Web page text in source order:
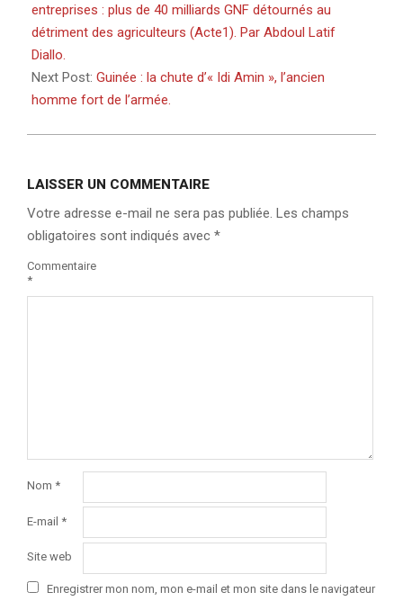
03
entreprises : plus de 40 milliards GNF détournés au
détriment des agriculteurs (Acte1). Par Abdoul Latif
Diallo.
Next Post: Guinée : la chute d’« Idi Amin », l’ancien
homme fort de l’armée.
LAISSER UN COMMENTAIRE
Votre adresse e-mail ne sera pas publiée. Les champs
obligatoires sont indiqués avec *
Commentaire
*
Nom *
E-mail *
Site web
Enregistrer mon nom, mon e-mail et mon site dans le navigateur